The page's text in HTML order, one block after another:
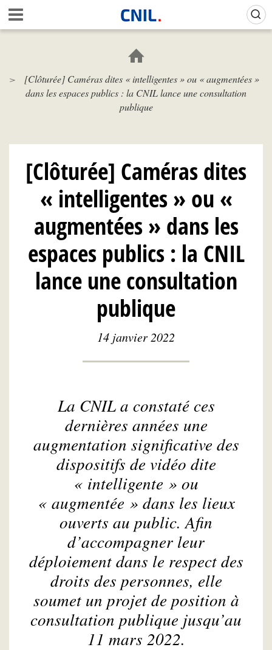
Aller
au
contenu
c
i
l
I
[Clôturée] Caméras dites « intelligentes » ou « augmentées »
dans les espaces publics : la CNIL lance une consultation
publique
[Clôturée] Caméras dites
« intelligentes » ou «
augmentées » dans les
espaces publics : la CNIL
lance une consultation
publique
14 janvier 2022
La CNIL a constaté ces
dernières années une
augmentation significative des
dispositifs de vidéo dite
« intelligente » ou
« augmentée » dans les lieux
ouverts au public. Afin
d’accompagner leur
déploiement dans le respect des
droits des personnes, elle
soumet un projet de position à
consultation publique jusqu’au
11 mars 2022.
Gestion de vos préférences sur les cookies (témoins de connexion)